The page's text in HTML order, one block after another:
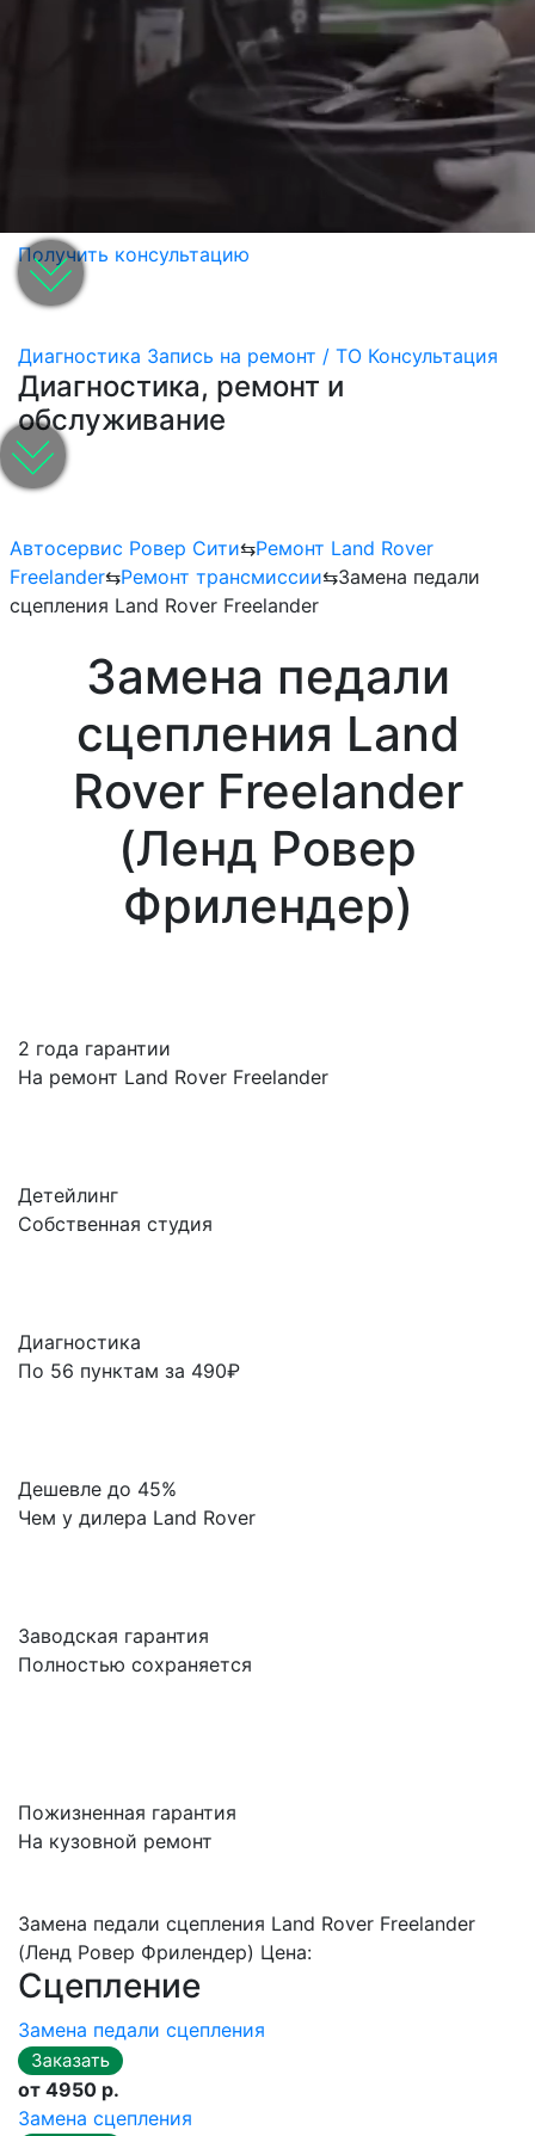
Получить консультацию
Диагностика Запись на ремонт / ТО Консультация
Диагностика, ремонт и
обслуживание
Автосервис Ровер Сити⇆Ремонт Land Rover
Freelander⇆Ремонт трансмиссии⇆Замена педали
сцепления Land Rover Freelander
Замена педали
сцепления Land
Rover Freelander
(Ленд Ровер
Фрилендер)
2 года гарантии
На ремонт Land Rover Freelander
Детейлинг
Собственная студия
Диагностика
По 56 пунктам за 490₽
Дешевле до 45%
Чем у дилера Land Rover
Заводская гарантия
Полностью сохраняется
Пожизненная гарантия
На кузовной ремонт
Замена педали сцепления Land Rover Freelander
(Ленд Ровер Фрилендер) Цена:
Сцепление
Замена педали сцепления
от 4950 р.
Замена сцепления